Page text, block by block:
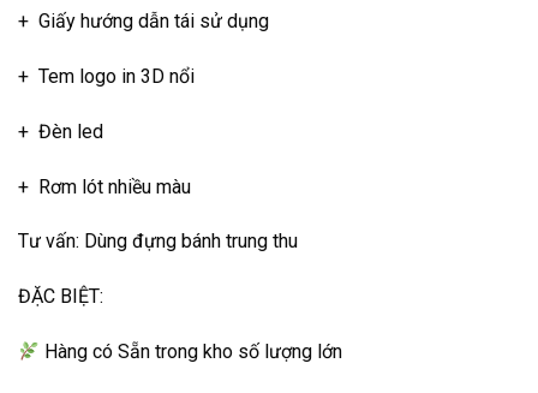
+ Giấy hướng dẫn tái sử dụng
+ Tem logo in 3D nổi
+ Đèn led
+ Rơm lót nhiều màu
Tư vấn: Dùng đựng bánh trung thu
ĐẶC BIỆT:
Hàng có Sẵn trong kho số lượng lớn